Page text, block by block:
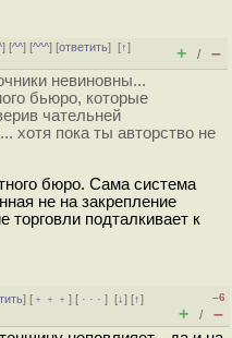
] [^^] [^^^] [ответить][↑]
+ / –
невиновны...
бьюро, которые
чательней
хотя пока ты авторство не
бюро. Сама система
не на закрепление
торговли подталкивает к
] [ ﹢﹢﹢] [ · · ·][↓] [↑]
–6
+ / –